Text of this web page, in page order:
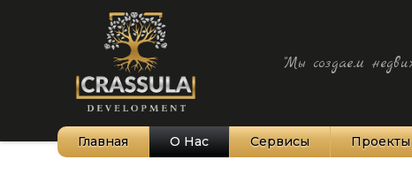
"Мы создаем
Главная О Нас Сервисы Проекты